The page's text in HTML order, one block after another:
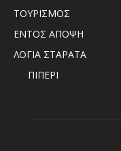
ΤΟΥΡΙΣΜΟΣ
ΕΝΤΟΣ ΑΠΟΨΗ
ΛΟΓΙΑ ΣΤΑΡΑΤΑ
ΠΙΠΕΡΙ